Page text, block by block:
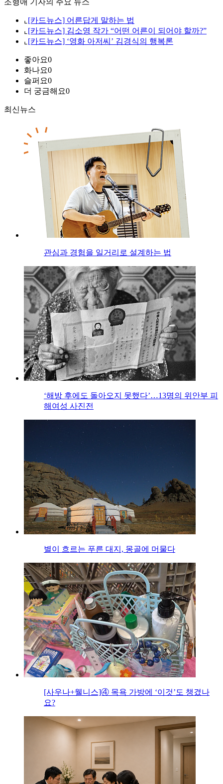
조형애 기자의 주요 뉴스
⌞ [카드뉴스] 어른답게 말하는 법
⌞ [카드뉴스] 김소영 작가 “어떤 어른이 되어야 할까?”
⌞ [카드뉴스] ‘영화 아저씨’ 김경식의 행복론
좋아요0
화나요0
슬퍼요0
더 궁금해요0
최신뉴스
관심과 경험을 일거리로 설계하는 법
‘해방 후에도 돌아오지 못했다’…13명의 위안부 피
해여성 사진전
별이 흐르는 푸른 대지, 몽골에 머물다
[사우나+웰니스]④ 목욕 가방에 ‘이것’도 챙겼나
요?